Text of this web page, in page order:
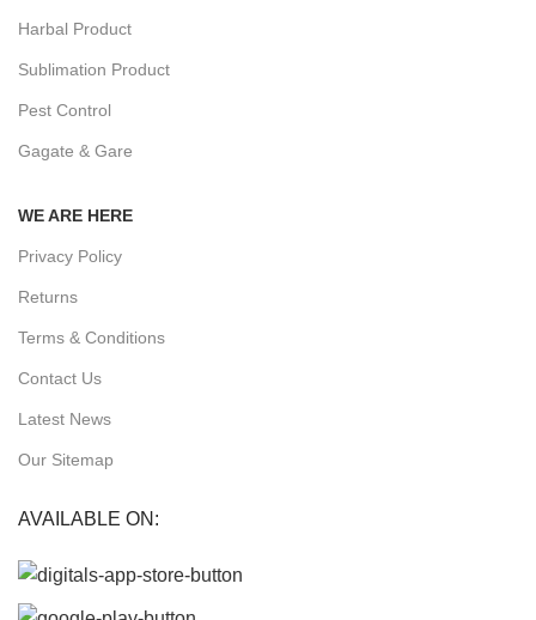
Harbal Product
Sublimation Product
Pest Control
Gagate & Gare
WE ARE HERE
Privacy Policy
Returns
Terms & Conditions
Contact Us
Latest News
Our Sitemap
AVAILABLE ON: